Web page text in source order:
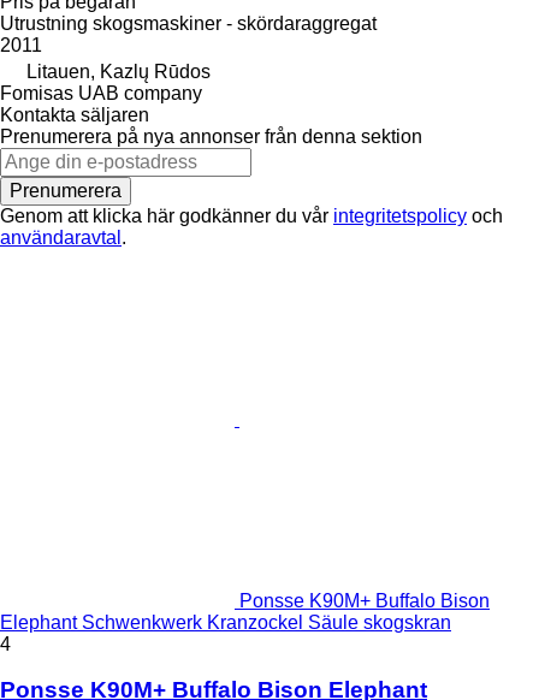
Utrustning skogsmaskiner - skördaraggregat
2011
Litauen, Kazlų Rūdos
Fomisas UAB company
Kontakta säljaren
Prenumerera på nya annonser från denna sektion
Prenumerera
Genom att klicka här godkänner du vår integritetspolicy och
användaravtal .
Ponsse K90M+ Buffalo Bison
Elephant Schwenkwerk Kranzockel Säule skogskran
4
Ponsse K90M+ Buffalo Bison Elephant